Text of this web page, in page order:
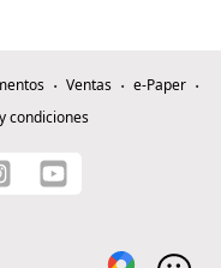
Ventas
e-Paper
condiciones